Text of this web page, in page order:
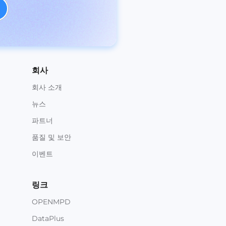
회사
회사 소개
뉴스
파트너
품질 및 보안
이벤트
링크
OPENMPD
DataPlus